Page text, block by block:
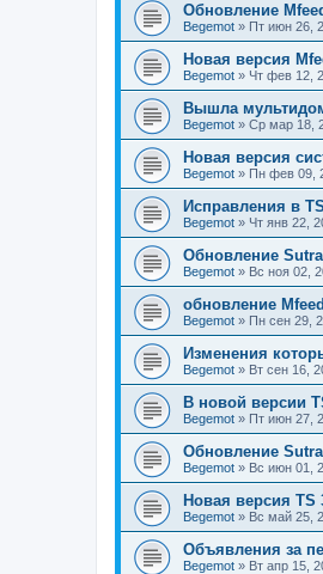
Обновление
Begemot » Пт июн 26,
Новая версия
Begemot » Чт фев 12,
Вышла
Begemot » Ср мар 18,
Новая версия
Begemot » Пн фев 09,
Исправления в TS
Begemot » Чт янв 22,
Обновление
Begemot » Вс ноя 02,
обновление Mfeed
Begemot » Пн сен 29,
Изменения
Begemot » Вт сен 16,
В новой версии
Begemot » Пт июн 27,
Обновление
Begemot » Вс июн 01,
Новая версия TS
Begemot » Вс май 25,
Объявления за
Begemot » Вт апр 15,